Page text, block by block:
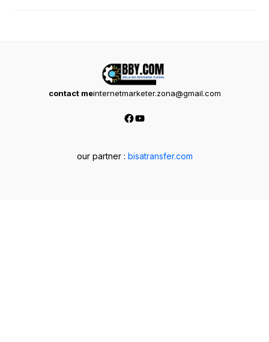
contact meinternetmarketer.zona@gmail.com
Facebook
YouTube
our partner : bisatransfer.com